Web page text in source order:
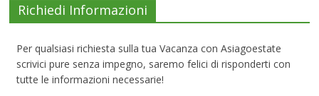
Richiedi Informazioni
Per qualsiasi richiesta sulla tua Vacanza con Asiagoestate
scrivici pure senza impegno, saremo felici di risponderti con
tutte le informazioni necessarie!